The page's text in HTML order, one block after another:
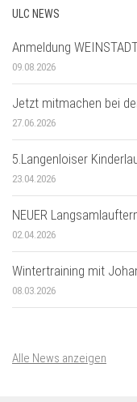
ULC NEWS
Anmeldung
09.08.2026
Jetzt mitmachen bei
27.06.2026
5.Langenloiser
23.04.2026
NEUER
02.04.2026
Wintertraining mit
08.03.2026
Alle News anzeigen